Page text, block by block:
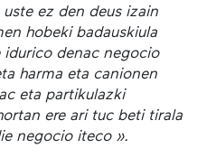
ez den deus izain
hobeki badauskiula
idurico denac negocio
harma eta canionen
eta partikulazki
ere ari tuc beti tirala
negocio iteco ».